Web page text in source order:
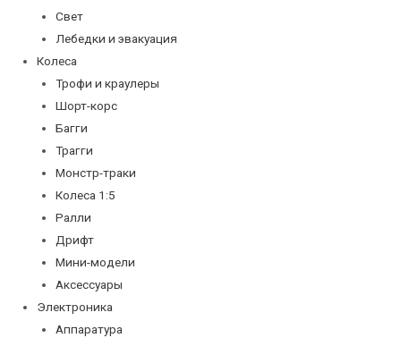
Свет
Лебедки и эвакуация
Колеса
Трофи и краулеры
Шорт-корс
Багги
Трагги
Монстр-траки
Колеса 1:5
Ралли
Дрифт
Мини-модели
Аксессуары
Электроника
Аппаратура